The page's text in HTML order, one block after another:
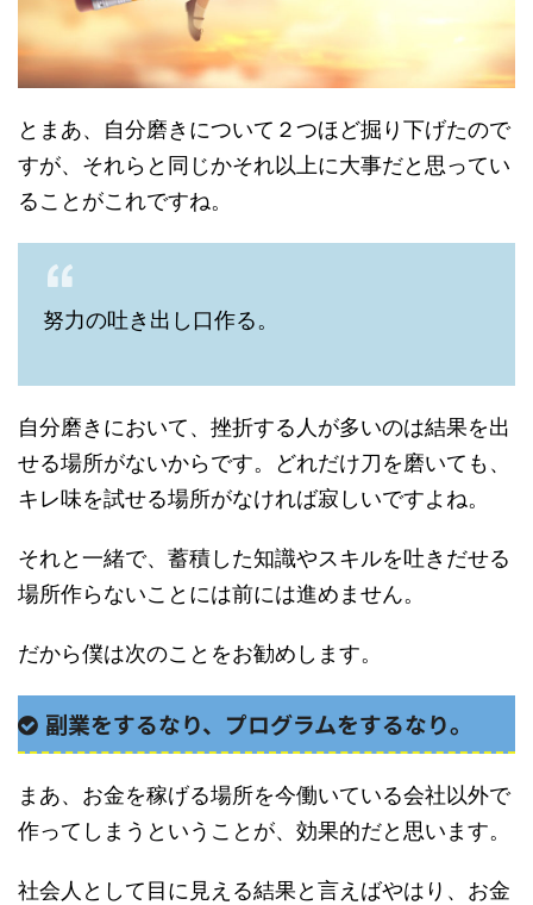
とまあ、自分磨きについて２つほど掘り下げたので
すが、それらと同じかそれ以上に大事だと思ってい
ることがこれですね。
努力の吐き出し口作る。
自分磨きにおいて、挫折する人が多いのは結果を出
せる場所がないからです。どれだけ刀を磨いても、
キレ味を試せる場所がなければ寂しいですよね。
それと一緒で、蓄積した知識やスキルを吐きだせる
場所作らないことには前には進めません。
だから僕は次のことをお勧めします。
副業をするなり、プログラムをするなり。
まあ、お金を稼げる場所を今働いている会社以外で
作ってしまうということが、効果的だと思います。
社会人として目に見える結果と言えばやはり、お金